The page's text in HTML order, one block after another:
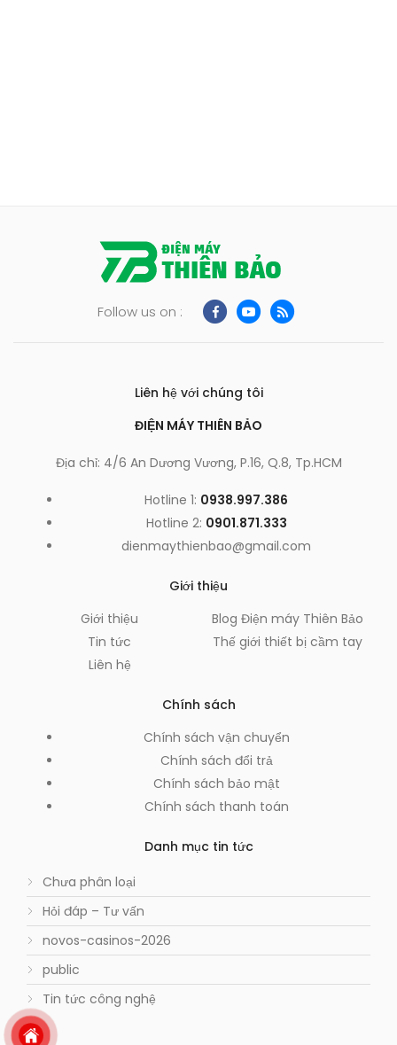
Follow us on :
Liên hệ với chúng tôi
ĐIỆN MÁY THIÊN BẢO
Địa chỉ: 4/6 An Dương Vương, P.16, Q.8, Tp.HCM
Hotline 1: 0938.997.386
Hotline 2: 0901.871.333
dienmaythienbao@gmail.com
Giới thiệu
Giới thiệu
Tin tức
Liên hệ
Blog Điện máy Thiên Bảo
Thế giới thiết bị cầm tay
Chính sách
Chính sách vận chuyển
Chính sách đổi trả
Chính sách bảo mật
Chính sách thanh toán
Danh mục tin tức
Chưa phân loại
Hỏi đáp – Tư vấn
novos-casinos-2026
public
Tin tức công nghệ